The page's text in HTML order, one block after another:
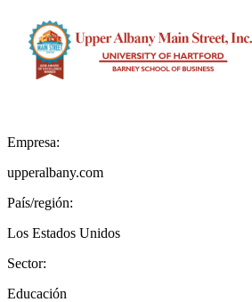
Empresa:
upperalbany.com
País/región:
Los Estados Unidos
Sector:
Educación